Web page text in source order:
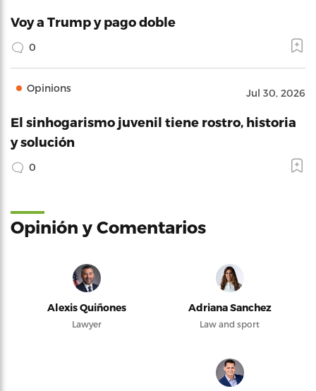
Voy a Trump y pago doble
0
Opinions Jul 30, 2026
El sinhogarismo juvenil tiene rostro, historia
y solución
0
Opinión y Comentarios
Alexis Quiñones
Lawyer
Adriana Sanchez
Law and sport